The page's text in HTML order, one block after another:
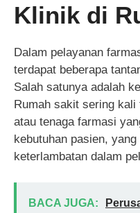
Klinik di
Dalam pelayanan
terdapat beberapa
Salah satunya adalah
Rumah sakit sering
atau tenaga farmasi
kebutuhan pasien,
keterlambatan dalam
BACA JUGA: